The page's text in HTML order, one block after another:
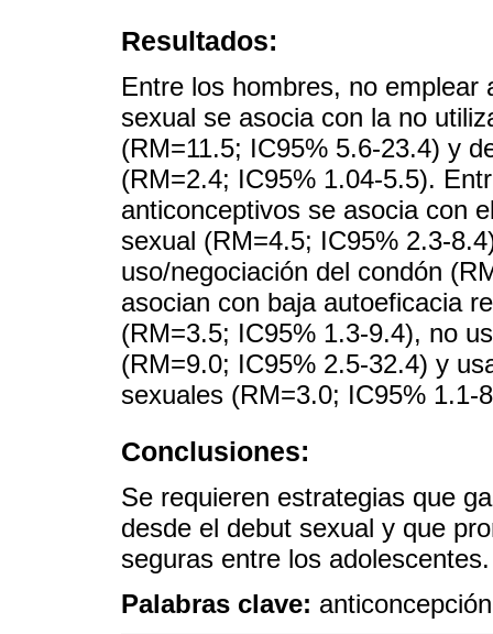
Resultados:
Entre los hombres, no emplear
sexual se asocia con la no
(RM=11.5; IC95% 5.6-23.4) y
(RM=2.4; IC95% 1.04-5.5).
anticonceptivos se asocia con
sexual (RM=4.5; IC95% 2.3-
uso/negociación del condón
asocian con baja autoeficacia
(RM=3.5; IC95% 1.3-9.4), no
(RM=9.0; IC95% 2.5-32.4) y
sexuales (RM=3.0; IC95% 1.1-
Conclusiones:
Se requieren estrategias que
desde el debut sexual y que
seguras entre los adolescentes.
Palabras clave: